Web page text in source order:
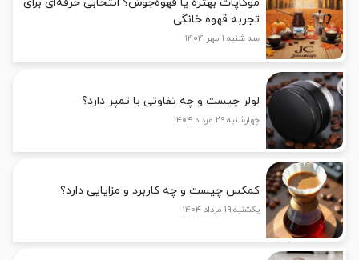
تجربه قهوه خانگی
سه شنبه ۱ مهر ۱۴۰۴
لولر چیست و چه تفاوتی با تمپر دارد؟
چهارشنبه ۲۹ مرداد ۱۴۰۴
کمکس چیست و چه کاربرد و مزایایی دارد؟
یکشنبه ۱۹ مرداد ۱۴۰۴